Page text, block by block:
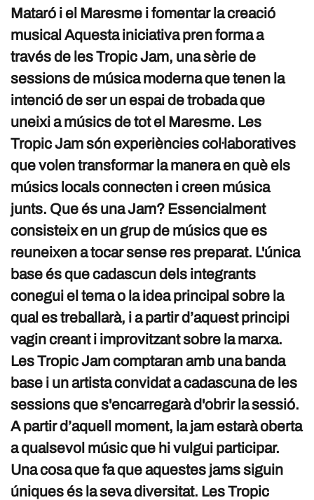
Mataró i el Maresme i fomentar la creació
musical Aquesta iniciativa pren forma a
través de les Tropic Jam, una sèrie de
sessions de música moderna que tenen la
intenció de ser un espai de trobada que
uneixi a músics de tot el Maresme. Les
Tropic Jam són experiències col·laboratives
que volen transformar la manera en què els
músics locals connecten i creen música
junts. Que és una Jam? Essencialment
consisteix en un grup de músics que es
reuneixen a tocar sense res preparat. L'única
base és que cadascun dels integrants
conegui el tema o la idea principal sobre la
qual es treballarà, i a partir d’aquest principi
vagin creant i improvitzant sobre la marxa.
Les Tropic Jam comptaran amb una banda
base i un artista convidat a cadascuna de les
sessions que s'encarregarà d'obrir la sessió.
A partir d’aquell moment, la jam estarà oberta
a qualsevol músic que hi vulgui participar.
Una cosa que fa que aquestes jams siguin
úniques és la seva diversitat. Les Tropic